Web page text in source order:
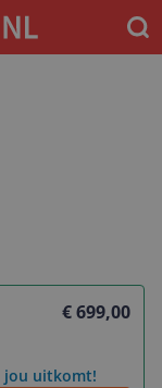
€ 699,00
jou uitkomt!